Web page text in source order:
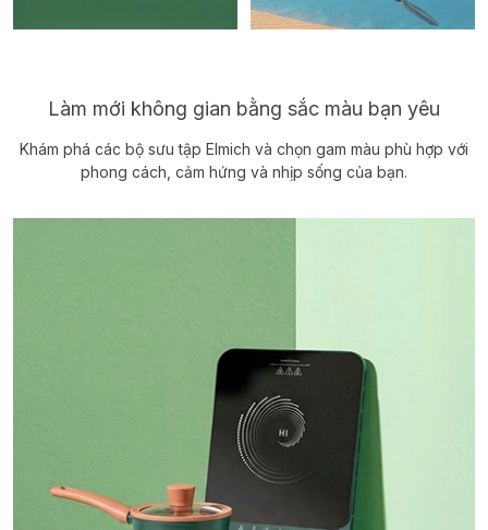
Làm mới không gian bằng sắc màu bạn yêu
Khám phá các bộ sưu tập Elmich và chọn gam màu phù hợp với
phong cách, cảm hứng và nhịp sống của bạn.